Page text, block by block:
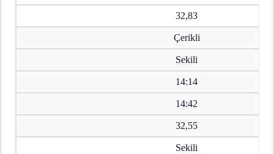
32,83
Çerikli
Sekili
14:14
14:42
32,55
Sekili